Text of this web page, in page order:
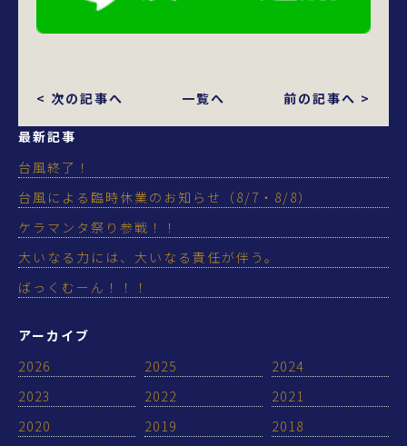
< 次の記事へ 一覧へ 前の記事へ >
最新記事
台風終了！
台風による臨時休業のお知らせ（8/7・8/8）
ケラマンタ祭り参戦！！
大いなる力には、大いなる責任が伴う。
ばっくむーん！！！
アーカイブ
2026
2025
2024
2023
2022
2021
2020
2019
2018